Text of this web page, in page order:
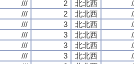
/// 2 北北西
/// 2 北北西
/// 3 北北西
/// 3 北北西
/// 3 北北西
/// 3 北北西